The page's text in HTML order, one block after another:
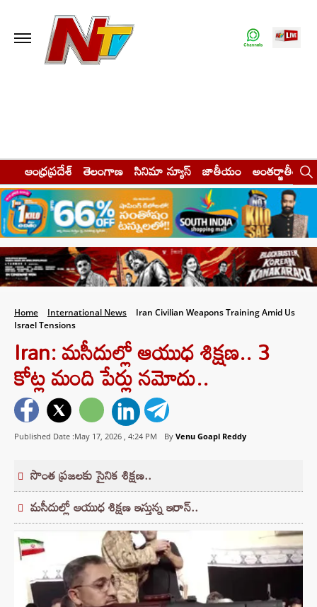
ఆంధ్రప్రదేశ్ తెలంగాణ సినిమా న్యూస్ జాతీయం అంతర్జాతీయం
Home International News
Iran Civilian Weapons Training Amid Us
Israel Tensions
Iran: మసీదుల్లో ఆయుధ శిక్షణ.. 3
కోట్ల మంది పేర్లు నమోదు..
Published Date :May 17, 2026 , 4:24 PM By Venu Goapl Reddy
సొంత ప్రజలకు సైనిక శిక్షణ..
మసీదుల్లో ఆయుధ శిక్షణ ఇస్తున్న ఇరాన్..